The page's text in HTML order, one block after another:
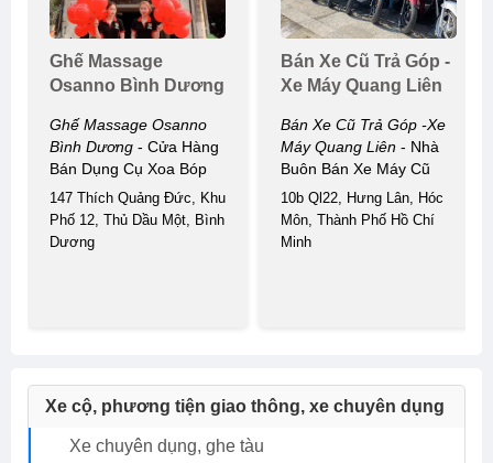
Ghế Massage
Osanno Bình Dương
Ghế Massage Osanno
Bình Dương - Cửa Hàng
Bán Dụng Cụ Xoa Bóp
147 Thích Quảng Đức, Khu
Phố 12, Thủ Dầu Một, Bình
Dương
Bán Xe Cũ Trả Góp -
Xe Máy Quang Liên
Bán Xe Cũ Trả Góp -xe
Máy Quang Liên - Nhà
Buôn Bán Xe Máy Cũ
10b Ql22, Hưng Lân, Hóc
Môn, Thành Phố Hồ Chí
Minh
Xe cộ, phương tiện giao thông, xe chuyên dụng
Xe chuyên dụng, ghe tàu